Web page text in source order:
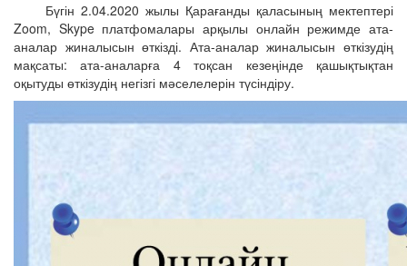
Бүгін 2.04.2020 жылы Қарағанды қаласының мектептері
Zoom, Skype платфомалары арқылы онлайн режимде ата-
аналар жиналысын өткізді. Ата-аналар жиналысын өткізудің
мақсаты: ата-аналарға 4 тоқсан кезеңінде қашықтықтан
оқытуды өткізудің негізгі мәселелерін түсіндіру.